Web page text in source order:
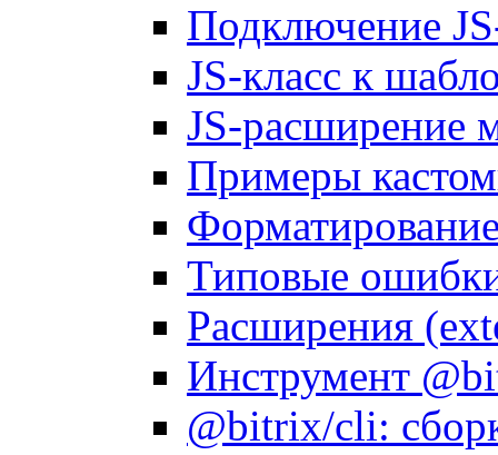
Подключение
JS-класс к
JS-расширение
Примеры
Типовые
Расширения
Инструмент
@bitrix/cli: